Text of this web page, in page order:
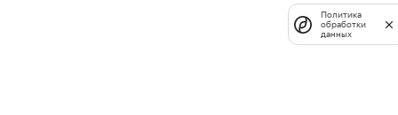
Политика
обработки
данных